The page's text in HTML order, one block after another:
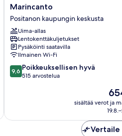
Marincanto
Positanon
kaupungin
keskusta
Marincanto
Positanon kaupungin keskusta
Uima-allas
Lentokenttäkuljetukset
Pysäköinti saatavilla
Ilmainen Wi-Fi
9.6
kautta
arvostelua
9,6 Poikkeuksellisen hyvä
515 arvostelua
on
654
sisältää verot ja
Vertaile